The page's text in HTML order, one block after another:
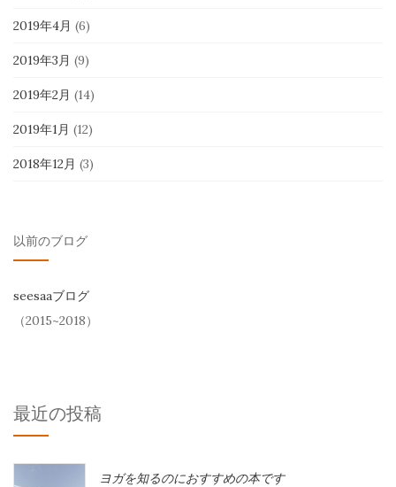
2019年4月 (6)
2019年3月 (9)
2019年2月 (14)
2019年1月 (12)
2018年12月 (3)
以前のブログ
seesaaブログ
（2015~2018）
最近の投稿
ヨガを知るのにおすすめの本です